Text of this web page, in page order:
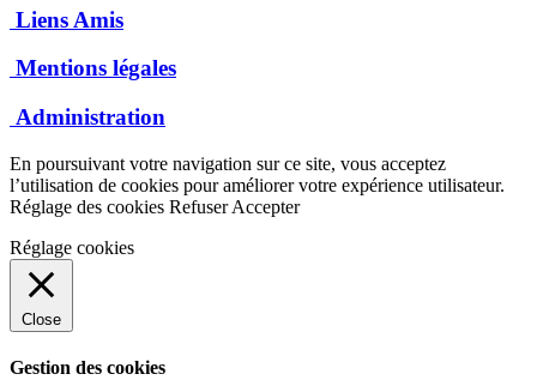
Liens Amis
Mentions légales
Administration
En poursuivant votre navigation sur ce site, vous acceptez
l’utilisation de cookies pour améliorer votre expérience utilisateur.
Réglage des cookies Refuser Accepter
Réglage cookies
Close
Gestion des cookies